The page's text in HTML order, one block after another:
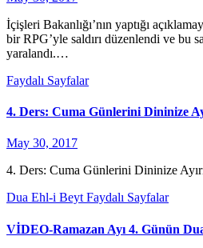
İçişleri Bakanlığı’nın yaptığı
bir RPG’yle saldırı düzenlendi ve bu
yaralandı.…
Faydalı Sayfalar
4. Ders: Cuma Günlerini Dininize
May 30, 2017
4. Ders: Cuma Günlerini Dininize
Dua Ehl-i BeytFaydalı Sayfalar
VİDEO-Ramazan Ayı 4. Günün